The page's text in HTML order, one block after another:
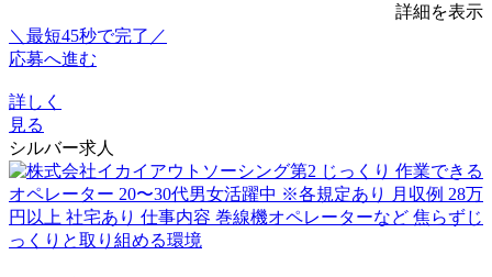
詳細を表示
＼最短45秒で完了／
応募へ進む
詳しく
見る
シルバー求人